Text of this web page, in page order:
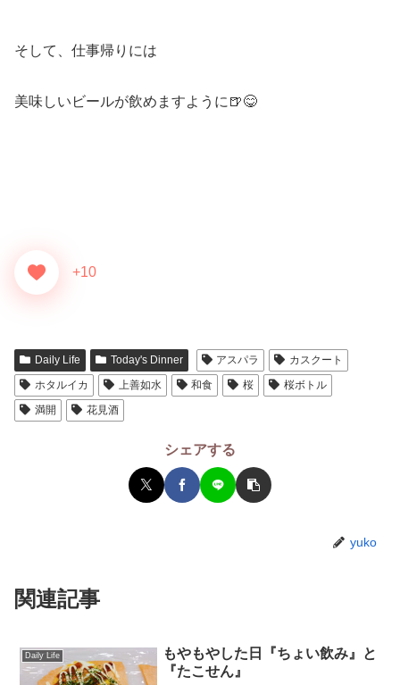
そして、仕事帰りには
美味しいビールが飲めますように🍺😋
+10
Daily Life Today's Dinner アスパラ
カスクート
ホタルイカ
上善如水 和食 桜
桜ボトル
満開
花見酒
シェアする
yuko
関連記事
Daily Life
もやもやした日『ちょい飲み』と
『たこせん』